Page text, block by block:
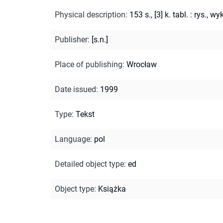
Physical description: 153 s., [3] k. tabl. : rys.,
Publisher: [s.n.]
Place of publishing: Wrocław
Date issued: 1999
Type: Tekst
Language: pol
Detailed object type: ed
Object type: Książka